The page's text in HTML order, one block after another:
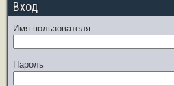
Вход
Имя пользователя
Пароль